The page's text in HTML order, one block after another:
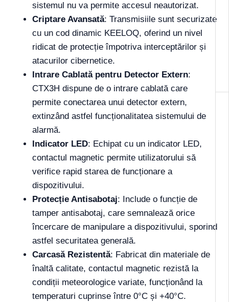
sistemul nu va permite accesul neautorizat.
Criptare Avansată: Transmisiile sunt securizate
cu un cod dinamic KEELOQ, oferind un nivel
ridicat de protecție împotriva interceptărilor și
atacurilor cibernetice.
Intrare Cablată pentru Detector Extern:
CTX3H dispune de o intrare cablată care
permite conectarea unui detector extern,
extinzând astfel funcționalitatea sistemului de
alarmă.
Indicator LED: Echipat cu un indicator LED,
contactul magnetic permite utilizatorului să
verifice rapid starea de funcționare a
dispozitivului.
Protecție Antisabotaj: Include o funcție de
tamper antisabotaj, care semnalează orice
încercare de manipulare a dispozitivului, sporind
astfel securitatea generală.
Carcasă Rezistentă: Fabricat din materiale de
înaltă calitate, contactul magnetic rezistă la
condiții meteorologice variate, funcționând la
temperaturi cuprinse între 0°C și +40°C.